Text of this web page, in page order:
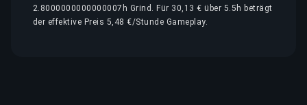
2.8000000000000007h Grind. Für 30,13 € über 5.5h beträgt
der effektive Preis 5,48 €/Stunde Gameplay.